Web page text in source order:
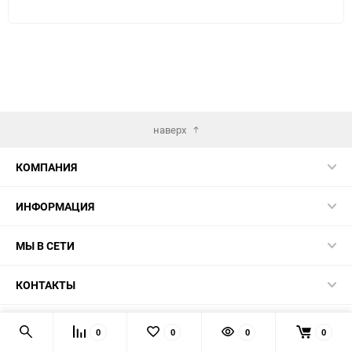
наверх
КОМПАНИЯ
ИНФОРМАЦИЯ
МЫ В СЕТИ
КОНТАКТЫ
© 2026 TK5.RU
0 0 0 0